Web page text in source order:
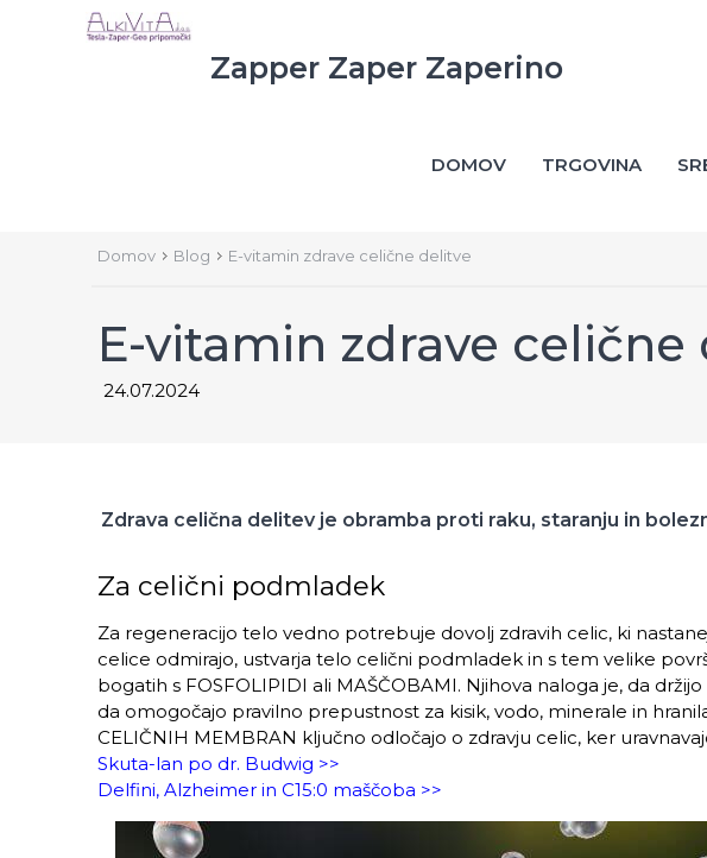
Zapper Zaper Zaperino
DOMOV TRGOVINA
Domov Blog E-vitamin zdrave celične delitve
E-vitamin zdrave celične
24.07.2024
Zdrava celična delitev je obramba proti raku, staranju in
Za celični podmladek
Za regeneracijo telo vedno potrebuje dovolj zdravih celic, ki
celice odmirajo, ustvarja telo celični podmladek in s tem velike
bogatih s FOSFOLIPIDI ali MAŠČOBAMI. Njihova naloga je, da
da omogočajo pravilno prepustnost za kisik, vodo, minerale in
CELIČNIH MEMBRAN ključno odločajo o zdravju celic, ker
Skuta-lan po dr. Budwig >>
Delfini, Alzheimer in C15:0 maščoba >>